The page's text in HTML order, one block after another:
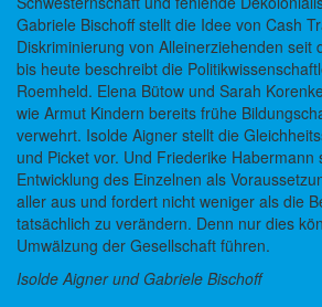
Gabriele Bischoff stellt die Idee von Cash
Diskriminierung von Alleinerziehenden seit
bis heute beschreibt die
Roemheld. Elena Bütow und Sarah
wie Armut Kindern bereits frühe
verwehrt. Isolde Aigner stellt die
und Picket vor. Und Friederike Habermann
Entwicklung des Einzelnen als
aller aus und fordert nicht weniger als die
tatsächlich zu verändern. Denn nur dies
Umwälzung der Gesellschaft führen.
Isolde Aigner und Gabriele Bischoff